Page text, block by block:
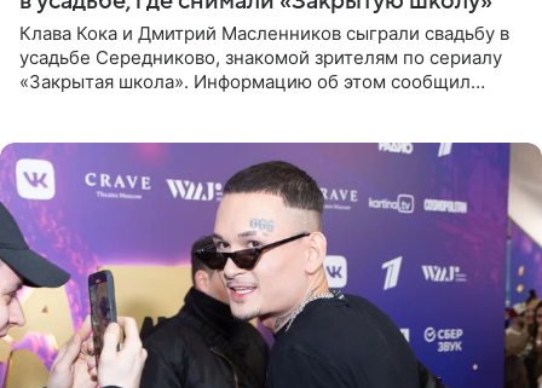
Клава Кока и Дмитрий Масленников сыграли свадьбу в
усадьбе Середниково, знакомой зрителям по сериалу
«Закрытая школа». Информацию об этом сообщил